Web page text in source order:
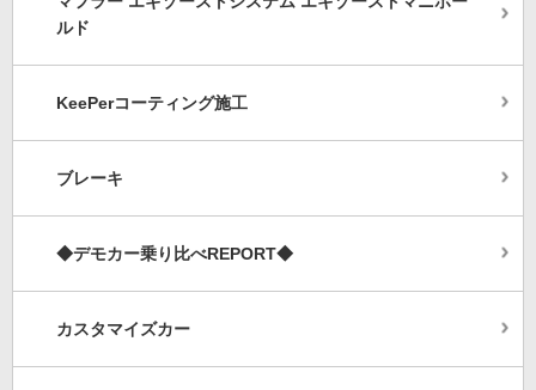
ルド
KeePerコーティング施工
ブレーキ
◆デモカー乗り比べREPORT◆
カスタマイズカー